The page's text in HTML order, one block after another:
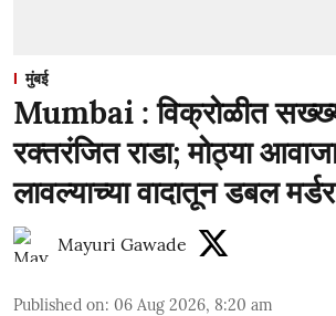
मुंबई
Mumbai : विक्रोळीत
रक्तरंजित राडा; मोठ्या
लावल्याच्या वादातून डबल मर्डर
Mayuri Gawade
Published on: 06 Aug 2026, 8:20 am